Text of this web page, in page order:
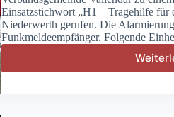
Einsatzstichwort „H1 – Tragehilfe für
Niederwerth gerufen. Die
Funkmeldeempfänger. Folgende